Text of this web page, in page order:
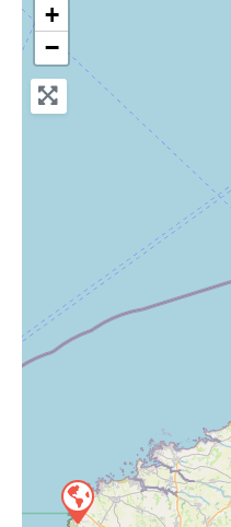
+
−